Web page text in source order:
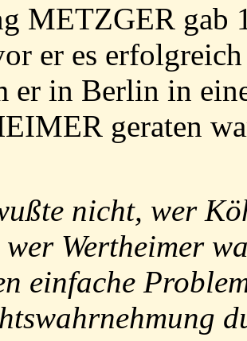
METZGER gab
er es
er in Berlin in
geraten
nicht, wer
Wertheimer
einfache